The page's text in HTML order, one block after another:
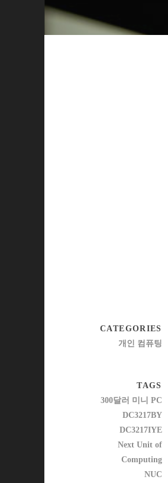
CATEGORIES
개인 컴퓨팅
TAGS
300달러 미니 PC
DC3217BY
DC3217IYE
Next Unit of
Computing
NUC